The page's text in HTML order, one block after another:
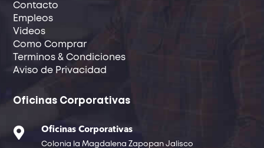
Contacto
Empleos
Videos
Como Comprar
Terminos & Condiciones
Aviso de Privacidad
Oficinas Corporativas
 Oficinas Corporativas
Colonia la Magdalena Zapopan Jalisco